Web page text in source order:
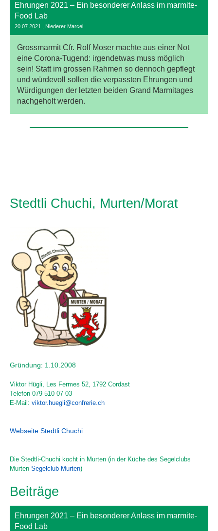
Ehrungen 2021 – Ein besonderer Anlass im marmite-
Food Lab
20.07.2021 , Niederer Marcel
Grossmarmit Cfr. Rolf Moser machte aus einer Not
eine Corona-Tugend: irgendetwas muss möglich
sein! Statt im grossen Rahmen so dennoch gepflegt
und würdevoll sollen die verpassten Ehrungen und
Würdigungen der letzten beiden Grand Marmitages
nachgeholt werden.
Stedtli Chuchi, Murten/Morat
Gründung: 1.10.2008
Viktor Hügli Les Fermes 52 1792 Cordast
Telefon 079 510 07 03
E-Mail: viktor.huegli@confrerie.ch
Webseite Stedtli Chuchi
Die Stedtli-Chuchi kocht in Murten (in der Küche des Segelclubs
Murten Segelclub Murten)
Beiträge
Ehrungen 2021 – Ein besonderer Anlass im marmite-
Food Lab